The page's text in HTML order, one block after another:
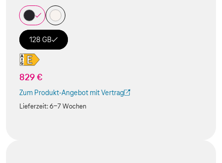
128 GB
829 €
Zum Produkt-Angebot mit Vertrag
(Der Link wird in einem neuen Tab geöffnet)
Lieferzeit:6-7 Wochen